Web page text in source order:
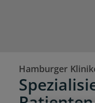
Hamburger